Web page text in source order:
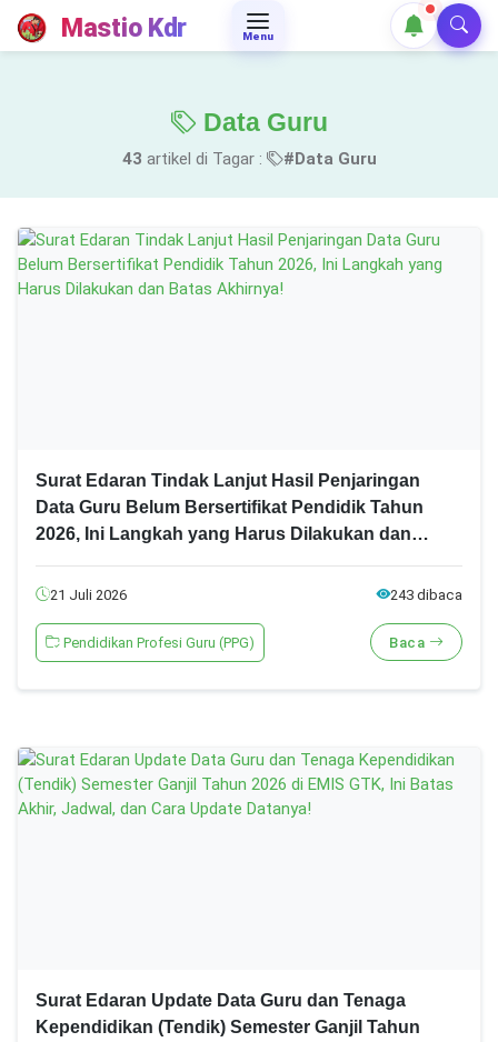
Mastio Kdr Menu
Data Guru
43 artikel di Tagar : #Data Guru
Surat Edaran Tindak Lanjut Hasil Penjaringan
Data Guru Belum Bersertifikat Pendidik Tahun
2026, Ini Langkah yang Harus Dilakukan dan
21 Juli 2026 243 dibaca
Pendidikan Profesi Guru (PPG) Baca
Surat Edaran Update Data Guru dan Tenaga
Kependidikan (Tendik) Semester Ganjil Tahun